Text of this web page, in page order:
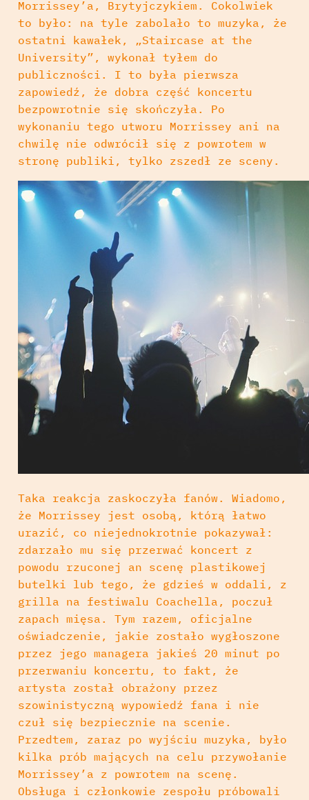
Morrissey’a, Brytyjczykiem. Cokolwiek
to było: na tyle zabolało to muzyka, że
ostatni kawałek, „Staircase at the
University”, wykonał tyłem do
publiczności. I to była pierwsza
zapowiedź, że dobra część koncertu
bezpowrotnie się skończyła. Po
wykonaniu tego utworu Morrissey ani na
chwilę nie odwrócił się z powrotem w
stronę publiki, tylko zszedł ze sceny.
Taka reakcja zaskoczyła fanów. Wiadomo,
że Morrissey jest osobą, którą łatwo
urazić, co niejednokrotnie pokazywał:
zdarzało mu się przerwać koncert z
powodu rzuconej an scenę plastikowej
butelki lub tego, że gdzieś w oddali, z
grilla na festiwalu Coachella, poczuł
zapach mięsa. Tym razem, oficjalne
oświadczenie, jakie zostało wygłoszone
przez jego managera jakieś 20 minut po
przerwaniu koncertu, to fakt, że
artysta został obrażony przez
szowinistyczną wypowiedź fana i nie
czuł się bezpiecznie na scenie.
Przedtem, zaraz po wyjściu muzyka, było
kilka prób mających na celu przywołanie
Morrissey’a z powrotem na scenę.
Obsługa i członkowie zespołu próbowali